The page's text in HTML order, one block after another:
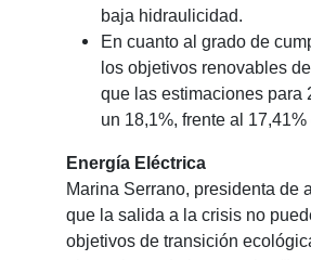
baja hidraulicidad.
En cuanto al grado de
los objetivos renovables
que las estimaciones para
un 18,1%, frente al 17,41%
Energía Eléctrica
Marina Serrano, presidenta de
que la salida a la crisis no
objetivos de transición